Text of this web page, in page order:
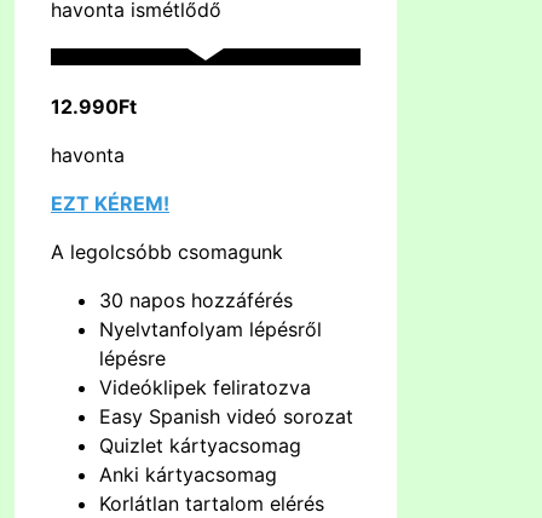
havonta ismétlődő
12.990Ft
havonta
EZT KÉREM!
A legolcsóbb csomagunk
30 napos hozzáférés
Nyelvtanfolyam lépésről
lépésre
Videóklipek feliratozva
Easy Spanish videó sorozat
Quizlet kártyacsomag
Anki kártyacsomag
Korlátlan tartalom elérés